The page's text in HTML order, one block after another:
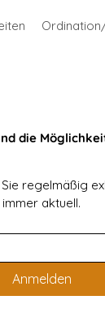
die
regelmäßig
aktuell.
Anmelden